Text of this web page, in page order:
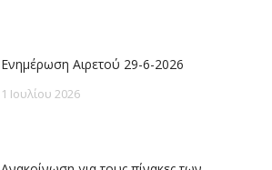
Ενημέρωση Αιρετού 29-6-2026
1 Ιουλίου 2026